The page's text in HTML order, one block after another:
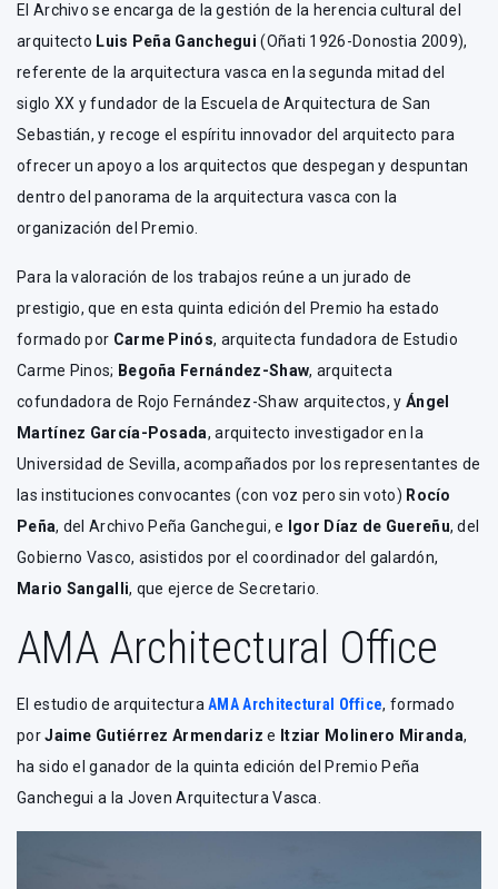
El Archivo se encarga de la gestión de la herencia cultural del
arquitecto Luis Peña Ganchegui (Oñati 1926-Donostia 2009),
referente de la arquitectura vasca en la segunda mitad del
siglo XX y fundador de la Escuela de Arquitectura de San
Sebastián, y recoge el espíritu innovador del arquitecto para
ofrecer un apoyo a los arquitectos que despegan y despuntan
dentro del panorama de la arquitectura vasca con la
organización del Premio.
Para la valoración de los trabajos reúne a un jurado de
prestigio, que en esta quinta edición del Premio ha estado
formado por Carme Pinós, arquitecta fundadora de Estudio
Carme Pinos; Begoña Fernández-Shaw, arquitecta
cofundadora de Rojo Fernández-Shaw arquitectos, y Ángel
Martínez García-Posada, arquitecto investigador en la
Universidad de Sevilla, acompañados por los representantes de
las instituciones convocantes (con voz pero sin voto) Rocío
Peña, del Archivo Peña Ganchegui, e Igor Díaz de Guereñu, del
Gobierno Vasco, asistidos por el coordinador del galardón,
Mario Sangalli, que ejerce de Secretario.
AMA Architectural Office
El estudio de arquitecturaAMA Architectural Office, formado
porJaime Gutiérrez Armendariz e Itziar Molinero Miranda,
ha sido el ganador de la quinta edición del Premio Peña
Ganchegui a la Joven Arquitectura Vasca.